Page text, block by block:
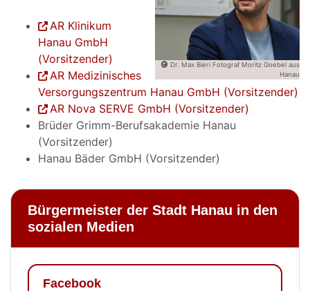
Dr. Max Bieri Fotograf Moritz Goebel aus
Hanau
AR Klinikum
Hanau GmbH
(Vorsitzender)
AR Medizinisches
Versorgungszentrum Hanau GmbH (Vorsitzender)
AR Nova SERVE GmbH (Vorsitzender)
Brüder Grimm-Berufsakademie Hanau
(Vorsitzender)
Hanau Bäder GmbH (Vorsitzender)
Bürgermeister der Stadt Hanau in den
sozialen Medien
Facebook